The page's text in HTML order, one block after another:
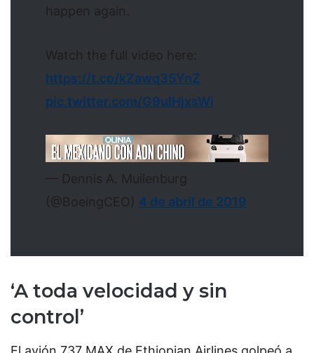
happen again.
Watch the full video here:
https://t.co/kZawq35YnZ
pic.twitter.com/G9uIHjxsWi
— Dennis A. Muilenburg
(@BoeingCEO) 4 de abril de 2019
‘A toda velocidad y sin
control’